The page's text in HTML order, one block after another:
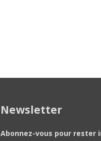
Newsletter
Abonnez-vous pour rester